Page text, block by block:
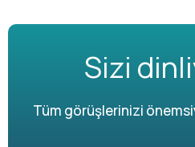
Sizi
Tüm görüşlerinizi